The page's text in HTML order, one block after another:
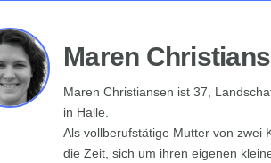
Maren
Maren Christiansen ist 37,
in Halle.
Als vollberufstätige Mutter von zwei
die Zeit, sich um ihren eigenen